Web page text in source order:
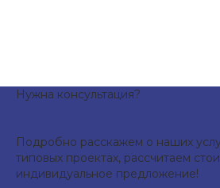
Нужна консультация?
Подробно расскажем о наших
типовых проектах, рассчитаем
индивидуальное предложение!